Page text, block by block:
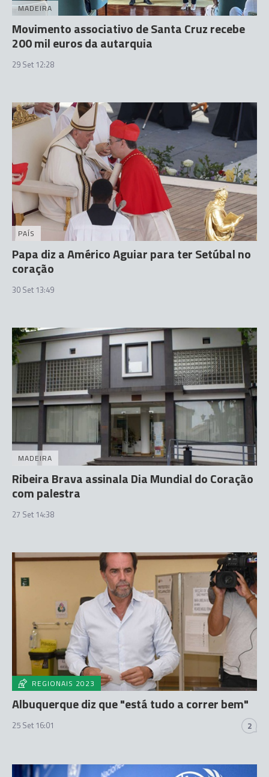
MADEIRA
Movimento associativo de Santa Cruz recebe
200 mil euros da autarquia
29 Set 12:28
PAÍS
Papa diz a Américo Aguiar para ter Setúbal no
coração
30 Set 13:49
MADEIRA
Ribeira Brava assinala Dia Mundial do Coração
com palestra
27 Set 14:38
REGIONAIS 2023
Albuquerque diz que "está tudo a correr bem"
25 Set 16:01 2